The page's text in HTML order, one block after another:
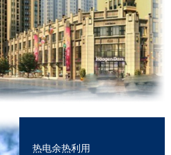
热电余热利用